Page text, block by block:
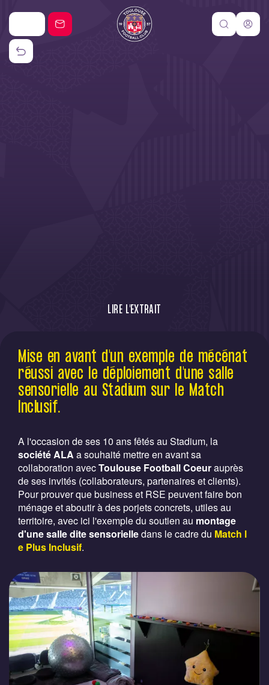
LIRE L'EXTRAIT
Salle sensorielle à l'honneur par un ALA,
mécène du fonds de dotation dans le cadre
du Macth le Plus Inclusif.
Mise en avant d'un exemple de mécénat
réussi avec le déploiement d'une salle
sensorielle au Stadium sur le Match
Inclusif.
A l'occasion de ses 10 ans fêtés au Stadium, la
société ALA a souhaité mettre en avant sa
collaboration avecToulouse Football Coeurauprès
de ses invités (collaborateurs, partenaires et clients).
Pour prouver que business et RSE peuvent faire bon
ménage et aboutir à des porjets concrets, utiles au
territoire, avec ici l'exemple du soutien au montage
d'une salle dite sensorielledans le cadre du Match l
e Plus Inclusif.